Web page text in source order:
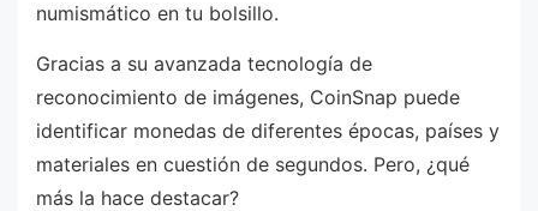
numismático en tu bolsillo.
Gracias a su avanzada tecnología de
reconocimiento de imágenes, CoinSnap puede
identificar monedas de diferentes épocas, países y
materiales en cuestión de segundos. Pero, ¿qué
más la hace destacar?